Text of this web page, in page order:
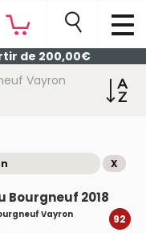
de 200,00€
Vayron
X
Bourgneuf 2018
Vayron
92